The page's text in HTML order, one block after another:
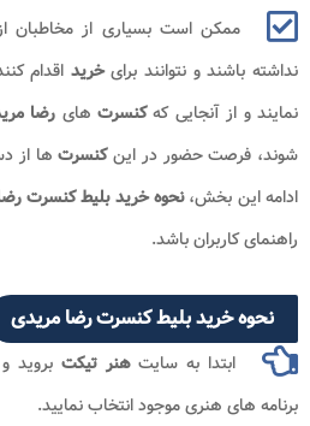
ممکن است بسیاری از مخاطبان
نداشته باشند و نتوانند برایخرید اقدام
نمایند و از آنجایی کهکنسرت های رضا
شوند، فرصت حضور در اینکنسرت ها از
ادامه این بخش،نحوه خرید بلیط کنسرت
راهنمای کاربران باشد.
نحوه خرید بلیط کنسرت رضا مریدی
ابتدا به سایتهنر تیکت بروید
برنامه های هنری موجود انتخاب نمایید.